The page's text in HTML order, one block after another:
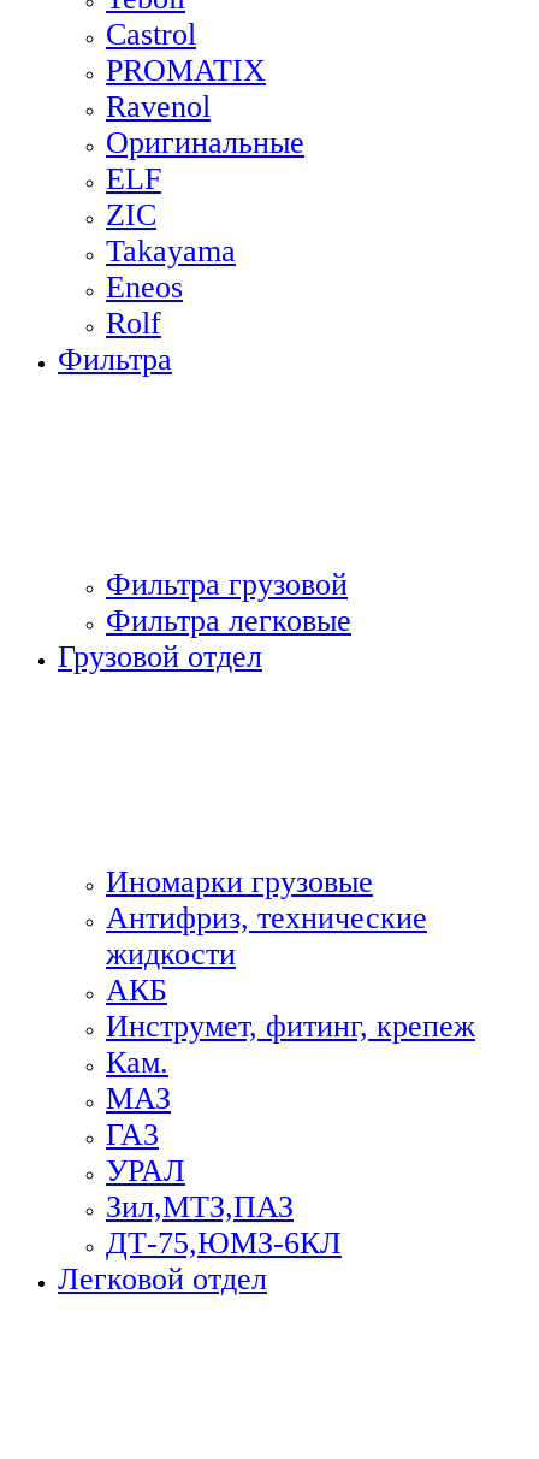
Castrol
PROMATIX
Ravenol
Оригинальные
ELF
ZIC
Takayama
Eneos
Rolf
Фильтра
Фильтра грузовой
Фильтра легковые
Грузовой отдел
Иномарки грузовые
Антифриз, технические
жидкости
АКБ
Инструмет, фитинг, крепеж
Кам.
МАЗ
ГА3
УРАЛ
Зил,МТЗ,ПАЗ
ДТ-75,ЮМЗ-6КЛ
Легковой отдел